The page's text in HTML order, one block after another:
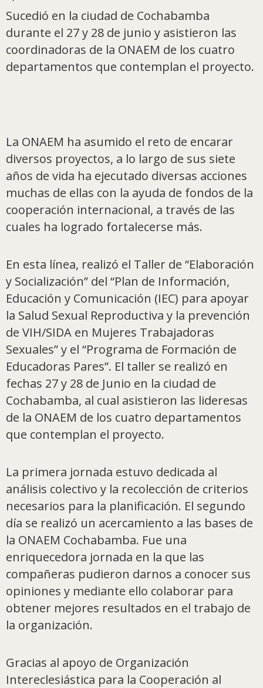
Sucedió en la ciudad de Cochabamba
durante el 27 y 28 de junio y asistieron las
coordinadoras de la ONAEM de los cuatro
departamentos que contemplan el proyecto.
La ONAEM ha asumido el reto de encarar
diversos proyectos, a lo largo de sus siete
años de vida ha ejecutado diversas acciones
muchas de ellas con la ayuda de fondos de la
cooperación internacional, a través de las
cuales ha logrado fortalecerse más.
En esta línea, realizó el Taller de “Elaboración
y Socialización” del “Plan de Información,
Educación y Comunicación (IEC) para apoyar
la Salud Sexual Reproductiva y la prevención
de VIH/SIDA en Mujeres Trabajadoras
Sexuales” y el “Programa de Formación de
Educadoras Pares”. El taller se realizó en
fechas 27 y 28 de Junio en la ciudad de
Cochabamba, al cual asistieron las lideresas
de la ONAEM de los cuatro departamentos
que contemplan el proyecto.
La primera jornada estuvo dedicada al
análisis colectivo y la recolección de criterios
necesarios para la planificación. El segundo
día se realizó un acercamiento a las bases de
la ONAEM Cochabamba. Fue una
enriquecedora jornada en la que las
compañeras pudieron darnos a conocer sus
opiniones y mediante ello colaborar para
obtener mejores resultados en el trabajo de
la organización.
Gracias al apoyo de Organización
Intereclesiástica para la Cooperación al